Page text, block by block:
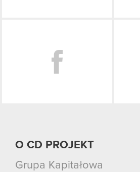
O CD PROJEKT
Grupa Kapitałowa